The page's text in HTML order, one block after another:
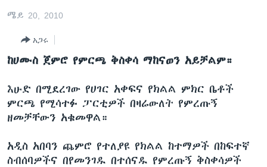
ወደ
እለፍ
ዋናው
ይዘት
እለፍ
አሜሪካ
መካከለኛው ምሥራቅ
ቪዲዮ
የፎቶ መድብሎች
ክምችት
Learning English
ይከተሉን
ሜይ 20, 2010
አጋሩ
ከሀሙስ ጀምሮ የምርጫ ቅስቀሳ ማከናወን አይቻልም።
እሁድ በሚደረገው የሀገር አቀፍና የክልል ምክር ቤቶች
ምርጫ የሚሳተፉ ፓርቲዎች በዛሬውለት የምረጡኝ
ዘመቻቸውን አቁመዋል።
አዲስ አበባን ጨምሮ የተለያዩ የክልል ከተማዎች በከፍተኛ
ስብሰባዎችና በየመንገዱ በተሰናዱ የምረጡኝ ቅስቀሳዎች